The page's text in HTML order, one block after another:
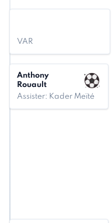
VAR
Anthony
Rouault
Assister: Kader Meïté